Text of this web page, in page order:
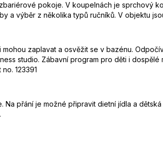
pokoje. V koupelnách je sprchový
a výběr z několika typů ručníků. V objektu
zaplavat a osvěžit se v bazénu.
studio. Zábavní program pro děti i dospělé
123391
přání je možné připravit dietní jídla a